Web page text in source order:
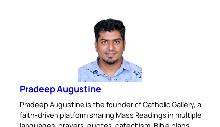
Pradeep Augustine
Pradeep Augustine is the founder of Catholic Gallery, a
faith-driven platform sharing Mass Readings in multiple
languages, prayers, quotes, catechism, Bible plans,